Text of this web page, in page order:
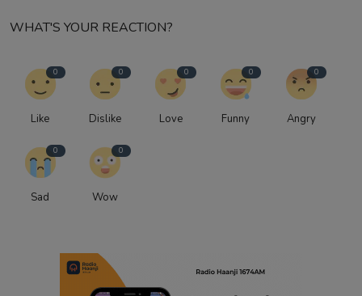
WHAT'S YOUR REACTION?
0
Like
0
Dislike
0
Love
0
Funny
0
Angry
0
Sad
0
Wow